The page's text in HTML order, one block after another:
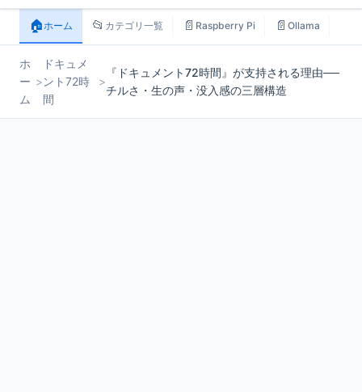
🏠ホーム 📂 カテゴリ一覧 📄 Raspberry Pi 📄 Ollama
ホ
ー
ム
>
ドキュメ
ント72時
間
>
『ドキュメント72時間』が支持される理由──
チルさ・生の声・没入感の三層構造